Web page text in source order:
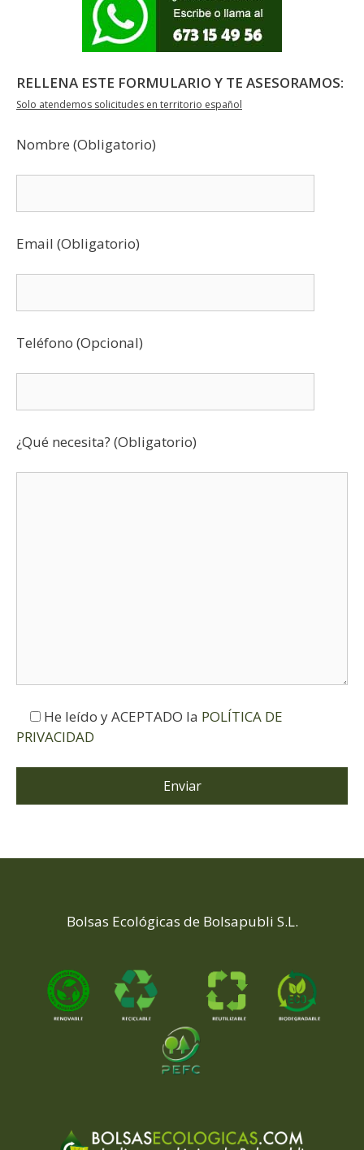
RELLENA ESTE FORMULARIO Y TE ASESORAMOS:
Solo atendemos solicitudes en territorio español
Nombre (Obligatorio)
Email (Obligatorio)
Teléfono (Opcional)
¿Qué necesita? (Obligatorio)
He leído y ACEPTADO la POLÍTICA DE
PRIVACIDAD
Bolsas Ecológicas de Bolsapubli S.L.